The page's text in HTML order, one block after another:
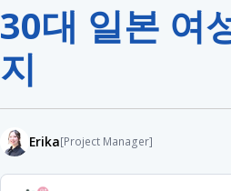
30대 일본 여
지
Erika[Project Manager]